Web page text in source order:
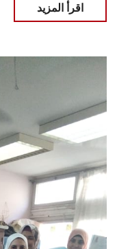
اقرأ المزيد